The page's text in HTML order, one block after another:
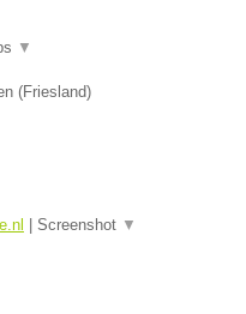
▼
(Friesland)
Screenshot ▼